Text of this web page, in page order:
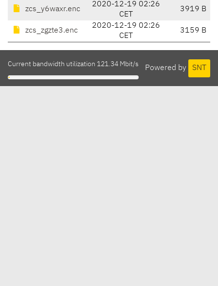
zcs_y6waxr.enc
2020-12-19 02:26
CET
3919 B
zcs_zgzte3.enc
2020-12-19 02:26
CET
3159 B
Powered by SNT
Current bandwidth utilization 121.34 Mbit/s